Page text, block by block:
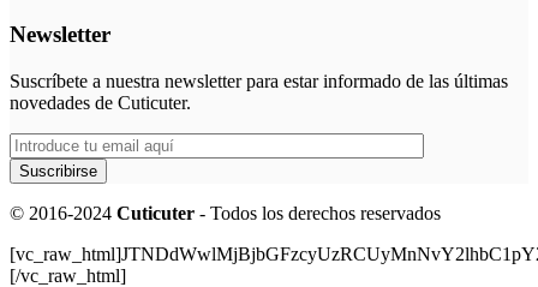
Newsletter
Suscríbete a nuestra newsletter para estar informado de las últimas
novedades de Cuticuter.
© 2016-2024 Cuticuter - Todos los derechos reservados
[/vc_raw_html]